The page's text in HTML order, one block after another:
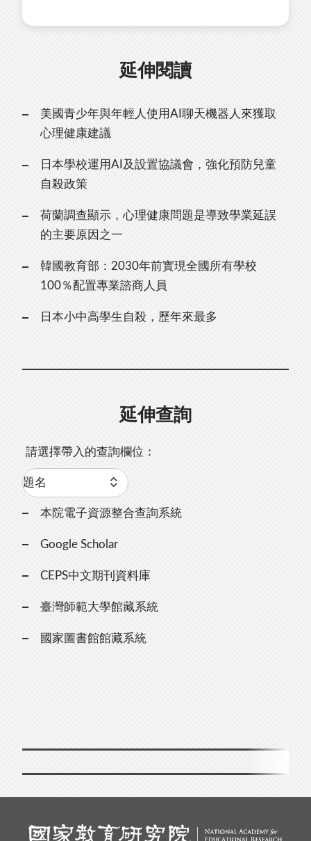
延伸閱讀
美國青少年與年輕人使用AI聊天機器人來獲取
心理健康建議
日本學校運用AI及設置協議會，強化預防兒童
自殺政策
荷蘭調查顯示，心理健康問題是導致學業延誤
的主要原因之一
韓國教育部：2030年前實現全國所有學校
100％配置專業諮商人員
日本小中高學生自殺，歷年來最多
延伸查詢
請選擇帶入的查詢欄位：
本院電子資源整合查詢系統
Google Scholar
CEPS中文期刊資料庫
臺灣師範大學館藏系統
國家圖書館館藏系統